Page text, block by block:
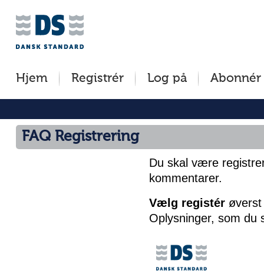
Jump
[s]Hjem Registrér Log på Abonnér
FAQ Registrering
Du skal være
kommentarer.
Vælg registér
Oplysninger, som